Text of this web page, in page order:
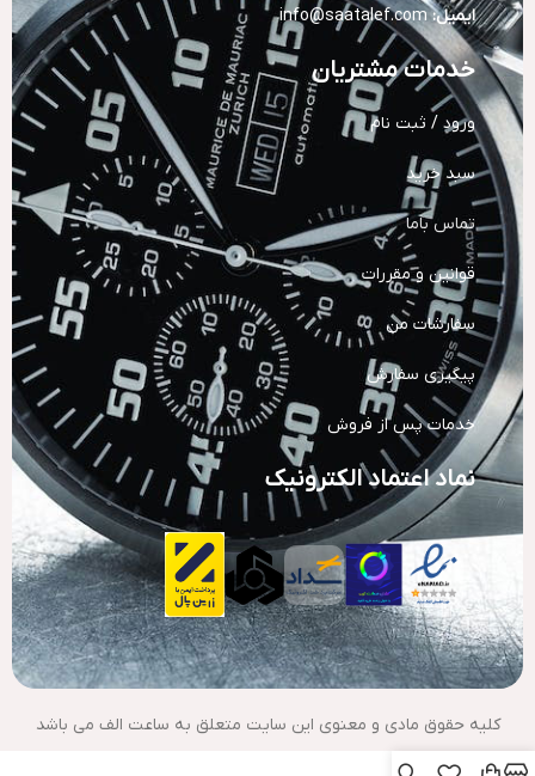
ایمیل: info@saatalef.com
خدمات مشتریان
ورود / ثبت نام
سبد خرید
تماس باما
قوانین و مقررات
سفارشات من
پیگیری سفارش
خدمات پس از فروش
نماد اعتماد الکترونیک
کلیه حقوق مادی و معنوی این سایت متعلق به ساعت الف می باشد